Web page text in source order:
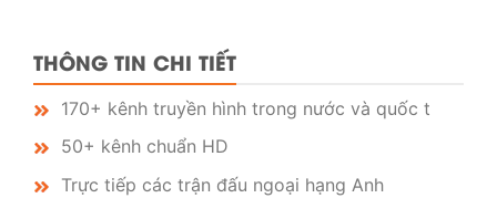
THÔNG TIN CHI TIẾT
170+ kênh truyền hình trong nước và quốc t
​50+ kênh chuẩn HD
Trực tiếp các trận đấu ngoại hạng Anh